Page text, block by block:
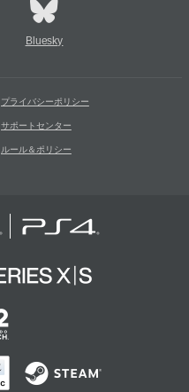
Bluesky
プライバシーポリシー
サポートセンター
ルール＆ポリシー